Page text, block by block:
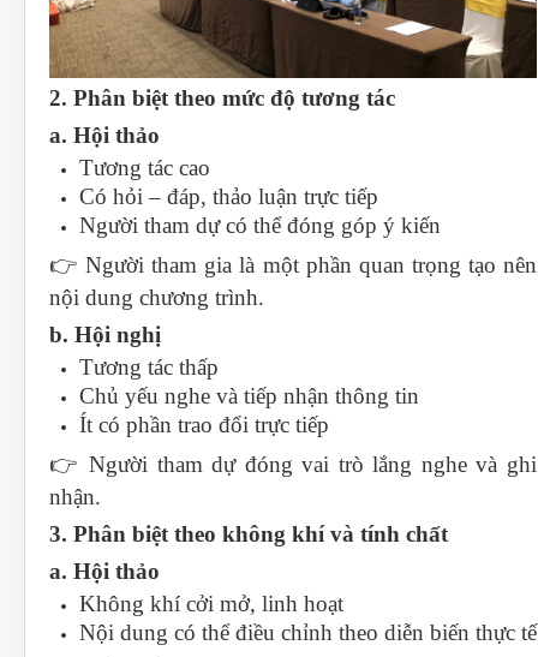
2. Phân biệt theo mức độ tương tác
a. Hội thảo
Tương tác cao
Có hỏi – đáp, thảo luận trực tiếp
Người tham dự có thể đóng góp ý kiến
👉 Người tham gia là một phần quan trọng tạo nên
nội dung chương trình.
b. Hội nghị
Tương tác thấp
Chủ yếu nghe và tiếp nhận thông tin
Ít có phần trao đổi trực tiếp
👉 Người tham dự đóng vai trò lắng nghe và ghi
nhận.
3. Phân biệt theo không khí và tính chất
a. Hội thảo
Không khí cởi mở, linh hoạt
Nội dung có thể điều chỉnh theo diễn biến thực tế